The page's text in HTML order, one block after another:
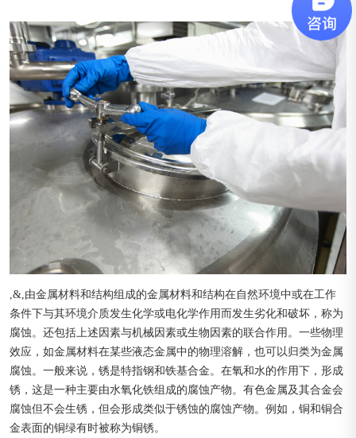
,&,由金属材料和结构组成的金属材料和结构在自然环境中或在工作
条件下与其环境介质发生化学或电化学作用而发生劣化和破坏，称为
腐蚀。还包括上述因素与机械因素或生物因素的联合作用。一些物理
效应，如金属材料在某些液态金属中的物理溶解，也可以归类为金属
腐蚀。一般来说，锈是特指钢和铁基合金。在氧和水的作用下，形成
锈，这是一种主要由水氧化铁组成的腐蚀产物。有色金属及其合金会
腐蚀但不会生锈，但会形成类似于锈蚀的腐蚀产物。例如，铜和铜合
金表面的铜绿有时被称为铜锈。